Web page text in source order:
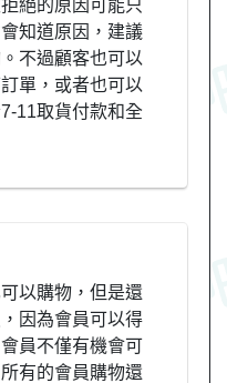
絕的原因可能只
知道原因，建議
不過顧客也可以
單，或者也可以
11取貨付款和全
以購物，但是還
因為會員可以得
員不僅有機會可
有的會員購物還